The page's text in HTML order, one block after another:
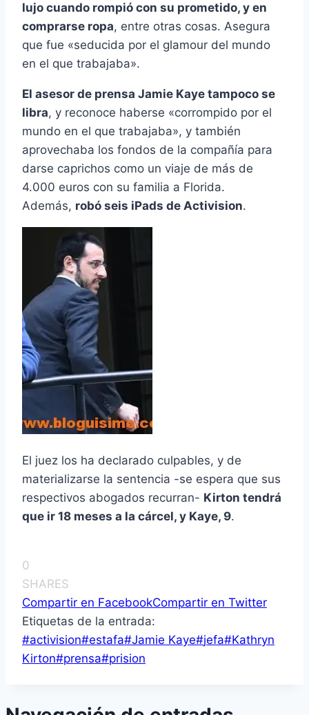
lujo cuando rompió con su prometido, y en
comprarse ropa, entre otras cosas. Asegura
que fue «seducida por el glamour del mundo
en el que trabajaba».
El asesor de prensa Jamie Kaye tampoco se
libra, y reconoce haberse «corrompido por el
mundo en el que trabajaba», y también
aprovechaba los fondos de la compañí­a para
darse caprichos como un viaje de más de
4.000 euros con su familia a Florida.
Además, robó seis iPads de Activision.
El juez los ha declarado culpables, y de
materializarse la sentencia -se espera que sus
respectivos abogados recurran- Kirton tendrá
que ir 18 meses a la cárcel, y Kaye, 9.
0
SHARES
Compartir en FacebookCompartir en Twitter
Etiquetas de la entrada:
#activision#estafa#Jamie Kaye#jefa#Kathryn
Kirton#prensa#prision